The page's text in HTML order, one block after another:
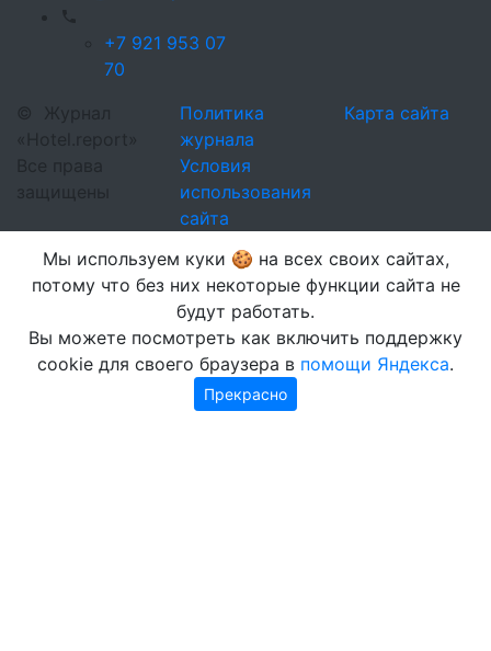
+7 921 953 07
70
©
Журнал
«Hotel.report»
Все права
защищены
Политика
журнала
Условия
использования
сайта
Карта сайта
Мы используем куки 🍪 на всех своих сайтах,
потому что без них некоторые функции сайта не
будут работать.
Вы можете посмотреть как включить поддержку
cookie для своего браузера в помощи Яндекса.
Прекрасно